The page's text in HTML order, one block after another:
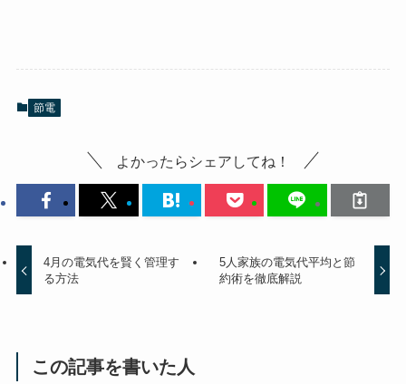
節電
よかったらシェアしてね！
4月の電気代を賢く管理す
る方法
5人家族の電気代平均と節
約術を徹底解説
この記事を書いた人